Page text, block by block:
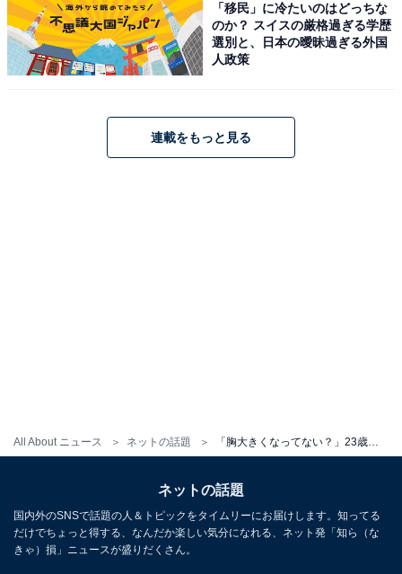
All About ニュース ネットの話題
「移民」に冷たいのはどっちな
のか？ スイスの厳格過ぎる学歴
選別と、日本の曖昧過ぎる外国
人政策
連載をもっと見る
ネットの話題
国内外のSNSで話題の人＆トピックをタイムリーにお届けします。知ってる
だけでちょっと得する、なんだか楽しい気分になれる、ネット発「知ら（な
きゃ）損」ニュースが盛りだくさん。